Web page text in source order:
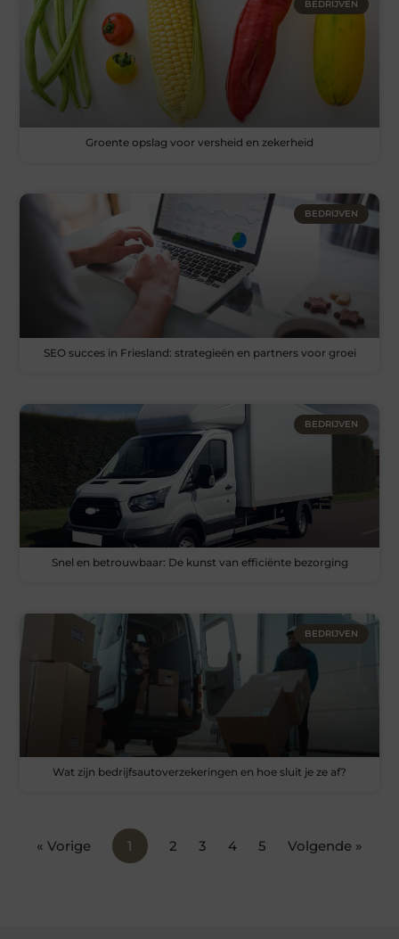
BEDRIJVEN
Groente opslag voor versheid en zekerheid
BEDRIJVEN
SEO succes in Friesland: strategieën en partners voor groei
BEDRIJVEN
Snel en betrouwbaar: De kunst van efficiënte bezorging
BEDRIJVEN
Wat zijn bedrijfsautoverzekeringen en hoe sluit je ze af?
« Vorige 1 2 3 4 5 Volgende »